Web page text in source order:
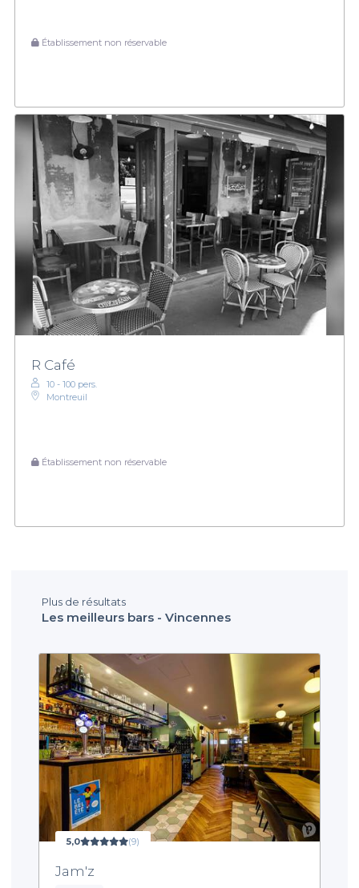
Établissement non réservable
R Café
10 - 100 pers.
Montreuil
Établissement non réservable
Plus de résultats
Les meilleurs bars - Vincennes
5,0 (9)
Jam'z